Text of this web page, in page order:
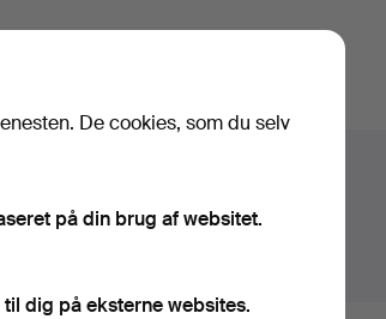
De cookies, som du selv
på din brug af websitet.
dig på eksterne websites.